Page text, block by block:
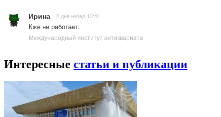
Ирина 2 дня назад 13:41
Кже не работает.
Международный институт антиквариата
Интересные статьи и публикации